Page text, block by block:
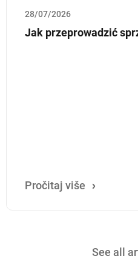
28/07/2026
Jak przeprowadzić
Pročitaj više
See all